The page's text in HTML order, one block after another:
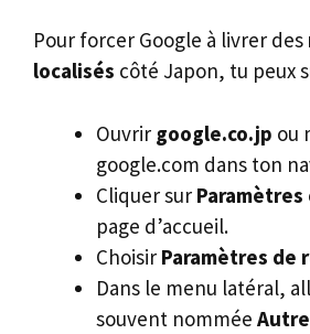
Pour forcer Google à livrer des
localisés côté Japon, tu peux
Ouvrir google.co.jp ou
google.com dans ton
Cliquer sur Paramètres
page d’accueil.
Choisir Paramètres de
Dans le menu latéral,
souvent nommée